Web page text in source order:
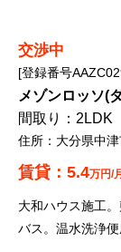
交渉中
登録番号
メゾンロッソ(
2LDK
大分県中
5.4万円/月
大和ハウス施工
バス。温水洗浄便